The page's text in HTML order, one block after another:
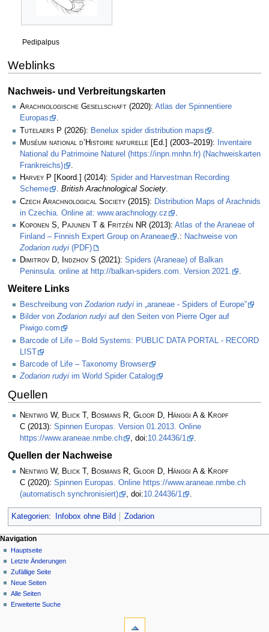
Pedipalpus
Weblinks
Nachweis- und Verbreitungskarten
Arachnologische Gesellschaft (2020): Atlas der Spinnentiere
Europas
.
Tutelaers P (2026): Benelux spider distribution maps
Muséum national d’Histoire naturelle [Ed.] (2003–2019):
Inventaire
National du Patrimoine Naturel (https://inpn.mnhn.fr) (Nachweiskarten
Frankreichs)
.
Harvey P [Koord.] (2014): Spider and Harvestman Recording
Scheme
. British Arachnological Society.
Czech Arachnological Society (2015): Distribution Maps of Arachnids
in Czechia. Online at: www.arachnology.cz
Koponen S, Pajunen T & Fritzén NR (2013): Atlas of the Araneae of
Finland – Finnish Expert Group on Araneae
.: Nachweise von
Zodarion rudyi (PDF)
Dimitrov D, Indzhov S (2021): Spiders (Araneae) of Balkan
Peninsula. online at http://balkan-spiders.com. Version 2021.
.
Weitere Links
Beschreibung vonZodarion rudyi in „araneae - Spiders of Europe”
Bilder vonZodarion rudyi auf den Seiten von Pierre Oger auf
Piwigo.com
Barcode of Life – Bold Systems: PUBLIC DATA PORTAL - RECORD
LIST
Barcode of Life – Taxonomy Browser
Zodarion rudyi im World Spider Catalog
Quellen
Nentwig W, Blick T, Bosmans R, Gloor D, Hänggi A & Kropf
C (2013): Spinnen Europas. Version 01.2013. Online
https://www.araneae.nmbe.ch
, doi:10.24436/1
Quellen der Nachweise
Nentwig W, Blick T, Bosmans R, Gloor D, Hänggi A & Kropf
C (2020): Spinnen Europas. Online https://www.araneae.nmbe.ch
(automatisch synchronisiert)
, doi:10.24436/1
Kategorien: Infobox ohne Bild Zodarion
Navigation
Hauptseite
Letzte Änderungen
Zufällige Seite
Neue Seiten
Alle Seiten
Erweiterte Suche